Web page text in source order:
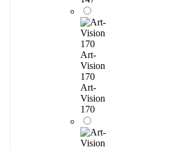
Art-
Vision
170
Art-
Vision
170